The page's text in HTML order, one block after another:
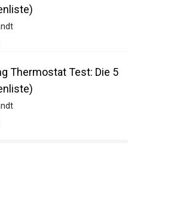
Thermostat Test: Die 5